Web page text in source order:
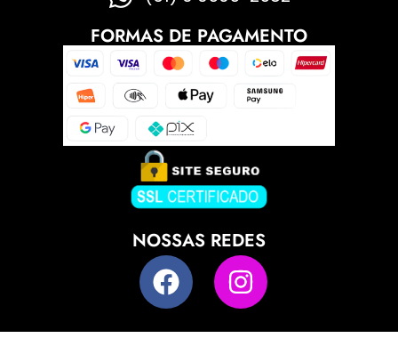
FORMAS DE PAGAMENTO
NOSSAS REDES